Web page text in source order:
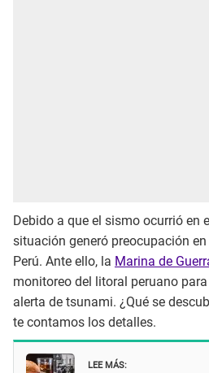
Debido a que el sismo ocurrió en
situación generó preocupación
Perú. Ante ello, la Marina de
monitoreo del litoral peruano
alerta de tsunami. ¿Qué se
te contamos los detalles.
LEE MÁS: